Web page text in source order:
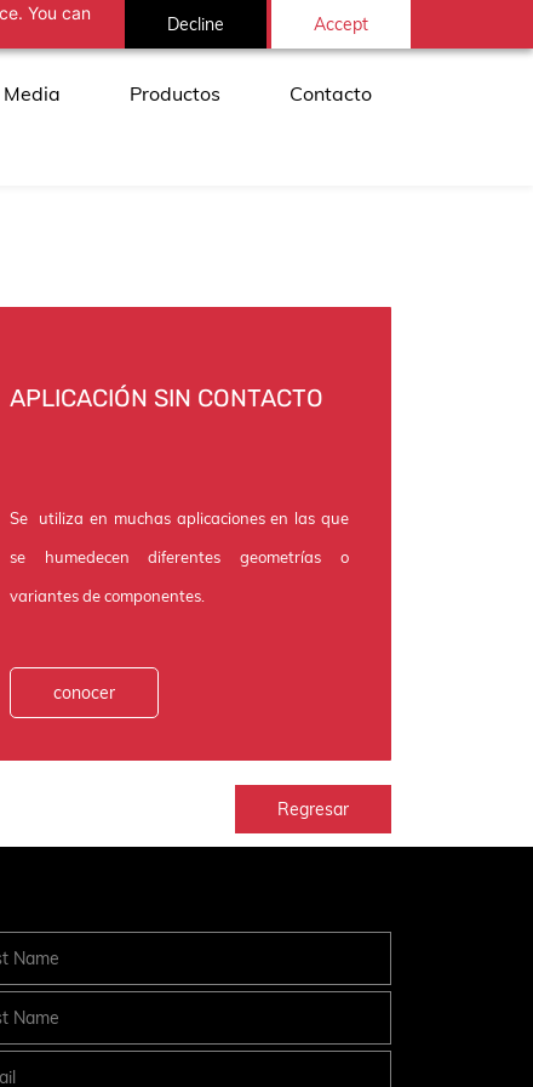
You can
Decline Accept
Media Productos Contacto
APLICACIÓN SIN CONTACTO
Se
utiliza en muchas aplicaciones en las que
se humedecen diferentes geometrías o
variantes de componentes.
conocer
Regresar